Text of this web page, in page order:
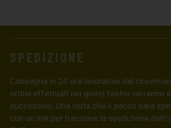
Spedizione
Consegna in 24 ore lavorative dal
ordini effettuati nei giorni festivi verranno
successivo. Una volta che il pacco sarà
con un link per tracciare la spedizione